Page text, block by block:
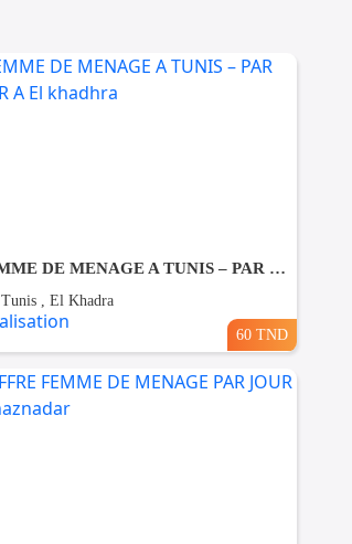
FEMME DE MENAGE A TUNIS – PAR JOUR A El khadhra
Tunis , El Khadra
60 TND